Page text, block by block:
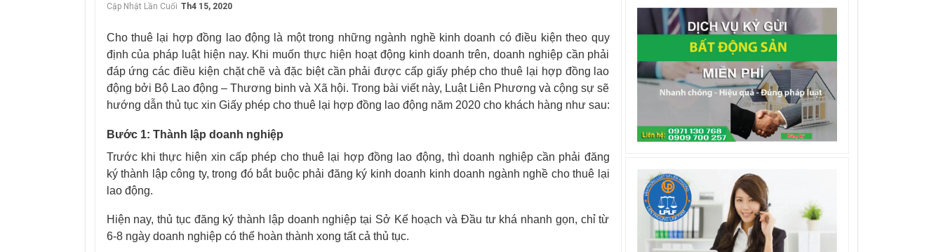
Cập Nhật Lần Cuối Th4 15, 2020
Cho thuê lại hợp đồng lao động là một trong những ngành nghề kinh doanh có điều kiện theo quy
định của pháp luật hiện nay. Khi muốn thực hiện hoạt động kinh doanh trên, doanh nghiệp cần phải
đáp ứng các điều kiện chặt chẽ và đặc biệt cần phải được cấp giấy phép cho thuê lại hợp đồng lao
động bởi Bộ Lao động – Thương binh và Xã hội. Trong bài viết này, Luật Liên Phương và cộng sự sẽ
hướng dẫn thủ tục xin Giấy phép cho thuê lại hợp đồng lao động năm 2020 cho khách hàng như sau:
Bước 1: Thành lập doanh nghiệp
Trước khi thực hiện xin cấp phép cho thuê lại hợp đồng lao động, thì doanh nghiệp cần phải đăng
ký thành lập công ty, trong đó bắt buộc phải đăng ký kinh doanh kinh doanh ngành nghề cho thuê lại
lao động.
Hiện nay, thủ tục đăng ký thành lập doanh nghiệp tại Sở Kế hoạch và Đầu tư khá nhanh gọn, chỉ từ
6-8 ngày doanh nghiệp có thể hoàn thành xong tất cả thủ tục.